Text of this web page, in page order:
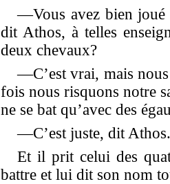
—Vous avez bien joué
dit Athos, à telles
deux chevaux?
—C’est vrai, mais
fois nous risquons notre
ne se bat qu’avec des
—C’est juste, dit Athos.
Et il prit celui des
battre et lui dit son nom